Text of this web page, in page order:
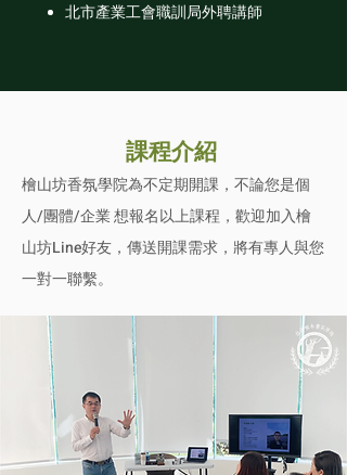
北市產業工會職訓局外聘講師
課程介紹
檜山坊香氛學院為不定期開課，不論您是個
人/團體/企業 想報名以上課程，歡迎加入檜
山坊Line好友，傳送開課需求，將有專人與您
一對一聯繫。